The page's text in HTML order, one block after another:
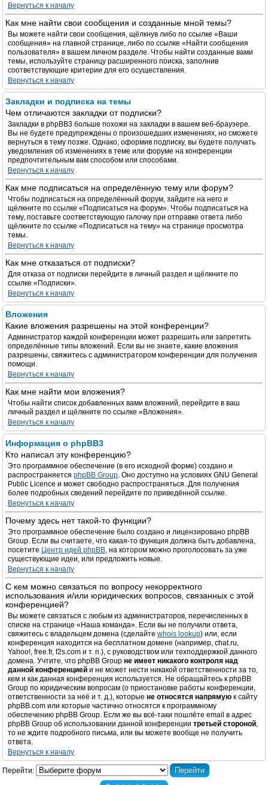
Вернуться к началу
Как мне найти свои сообщения и созданные мной темы?
Вы можете найти свои сообщения, щёлкнув либо по ссылке «Ваши
сообщения» на главной странице, либо по ссылке «Найти сообщения
пользователя» в вашем личном разделе. Чтобы найти созданные вами
темы, используйте страницу расширенного поиска, заполнив
соответствующие критерии для его осуществления.
Вернуться к началу
Закладки и подписка на темы
Чем отличаются закладки от подписки?
Закладки в phpBB3 больше похожи на закладки в вашем веб-браузере.
Вы не будете предупреждены о произошедших изменениях, но сможете
вернуться в тему позже. Однако, оформив подписку, вы будете получать
уведомления об изменениях в теме или форуме на конференции
предпочтительным вам способом или способами.
Вернуться к началу
Как мне подписаться на определённую тему или форум?
Чтобы подписаться на определённый форум, зайдите на него и
щёлкните по ссылке «Подписаться на форум». Чтобы подписаться на
тему, поставьте соответствующую галочку при отправке ответа либо
щёлкните по ссылке «Подписаться на тему» на странице просмотра
темы.
Вернуться к началу
Как мне отказаться от подписки?
Для отказа от подписки перейдите в личный раздел и щёлкните по
ссылке «Подписки».
Вернуться к началу
Вложения
Какие вложения разрешены на этой конференции?
Администратор каждой конференции может разрешить или запретить
определённые типы вложений. Если вы не знаете, какие вложения
разрешены, свяжитесь с администратором конференции для получения
помощи.
Вернуться к началу
Как мне найти мои вложения?
Чтобы найти список добавленных вами вложений, перейдите в ваш
личный раздел и щёлкните по ссылке «Вложения».
Вернуться к началу
Информация о phpBB3
Кто написал эту конференцию?
Это программное обеспечение (в его исходной форме) создано и
распространяется phpBB Group. Оно доступно на условиях GNU General
Public Licence и может свободно распространяться. Для получения
более подробных сведений перейдите по приведённой ссылке.
Вернуться к началу
Почему здесь нет такой-то функции?
Это программное обеспечение было создано и лицензировано phpBB
Group. Если вы считаете, что какая-то функция должна быть добавлена,
посетите Центр идей phpBB, на котором можно проголосовать за уже
существующие идеи, или предложить новые.
Вернуться к началу
С кем можно связаться по вопросу некорректного
использования и/или юридических вопросов, связанных с этой
конференцией?
Вы можете связаться с любым из администраторов, перечисленных в
списке на странице «Наша команда». Если вы не получили ответа,
свяжитесь с владельцем домена (сделайте whois lookup) или, если
конференция находится на бесплатном домене (например, chat.ru,
Yahoo!, free.fr, f2s.com и т. п.), с руководством или техподдержкой данного
домена. Учтите, что phpBB Group не имеет никакого контроля над
данной конференцией и не может нести никакой ответственности за то,
кем и как данная конференция используется. Не обращайтесь к phpBB
Group по юридическим вопросам (о приостановке работы конференции,
ответственности за неё и т. д.), которые не относятся напрямую к сайту
phpBB.com или которые частично относятся к программному
обеспечению phpBB Group. Если же вы всё-таки пошлёте email в адрес
phpBB Group об использовании данной конференции третьей стороной,
то не ждите подробного письма, или вы можете вообще не получить
ответа.
Вернуться к началу
Перейти: